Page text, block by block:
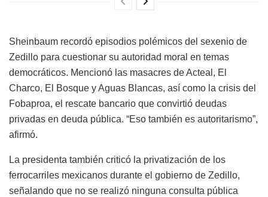
Sheinbaum recordó episodios polémicos del sexenio de
Zedillo para cuestionar su autoridad moral en temas
democráticos. Mencionó las masacres de Acteal, El
Charco, El Bosque y Aguas Blancas, así como la crisis del
Fobaproa, el rescate bancario que convirtió deudas
privadas en deuda pública. “Eso también es autoritarismo”,
afirmó.
La presidenta también criticó la privatización de los
ferrocarriles mexicanos durante el gobierno de Zedillo,
señalando que no se realizó ninguna consulta pública